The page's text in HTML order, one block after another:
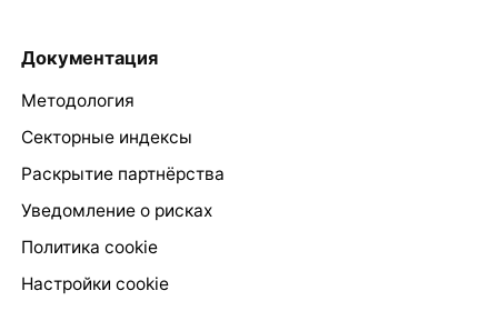
Документация
Методология
Секторные индексы
Раскрытие партнёрства
Уведомление о рисках
Политика cookie
Настройки cookie